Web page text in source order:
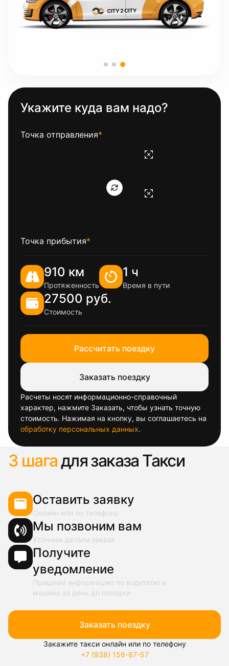
Укажите куда вам надо?
Точка отправления*
Точка прибытия*
910 км
Протяженность
1 ч
Время в пути
27500 руб.
Стоимость
Рассчитать поездку
Заказать поездку
Расчеты носят информационно-справочный
характер, нажмите Заказать, чтобы узнать точную
стоимость. Нажимая на кнопку, вы соглашаетесь на
обработку персональных данных.
3 шагадля заказа Такси
Оставить заявку
Онлайн или по телефону
Мы позвоним вам
Уточним детали заказа
Получите
уведомление
Пришлем информацию по водителю и
машине за день до поездки
Заказать поездку
Закажите такси онлайн или по телефону
+7 (938) 156-87-57